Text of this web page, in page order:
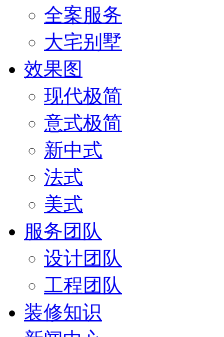
全案服务
大宅别墅
效果图
现代极简
意式极简
新中式
法式
美式
服务团队
设计团队
工程团队
装修知识